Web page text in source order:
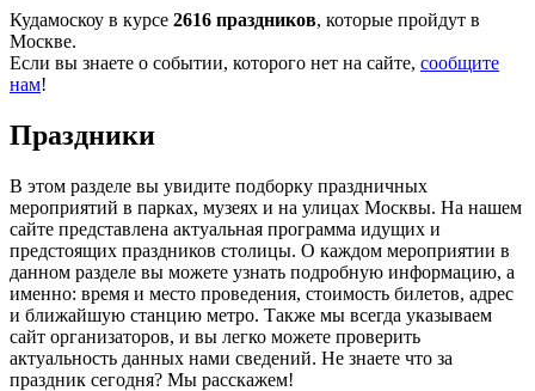
Кудамоскоу в курсе 2616 праздников, которые пройдут в
Москве.
Если вы знаете о событии, которого нет на сайте, сообщите
нам!
Праздники
В этом разделе вы увидите подборку праздничных
мероприятий в парках, музеях и на улицах Москвы. На нашем
сайте представлена актуальная программа идущих и
предстоящих праздников столицы. О каждом мероприятии в
данном разделе вы можете узнать подробную информацию, а
именно: время и место проведения, стоимость билетов, адрес
и ближайшую станцию метро. Также мы всегда указываем
сайт организаторов, и вы легко можете проверить
актуальность данных нами сведений. Не знаете что за
праздник сегодня? Мы расскажем!